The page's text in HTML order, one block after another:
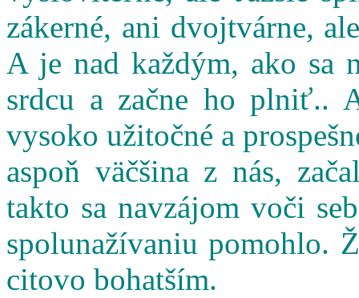
zákerné, ani dvojtvárne,
A je nad každým, ako sa
srdcu a začne ho plniť..
vysoko užitočné a
aspoň väčšina z nás,
takto sa navzájom voči
spolunažívaniu pomohlo.
citovo bohatším.